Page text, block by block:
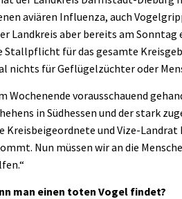
aviären Influenza, auch
Landkreis aber bereits am
Stallpflicht für das gesamte
nichts für Geflügelzüchter oder
Wochenende vorausschauend
in Südhessen und der stark
Kreisbeigeordnete und Vize-
Nun müssen wir an die
man einen toten Vogel findet?